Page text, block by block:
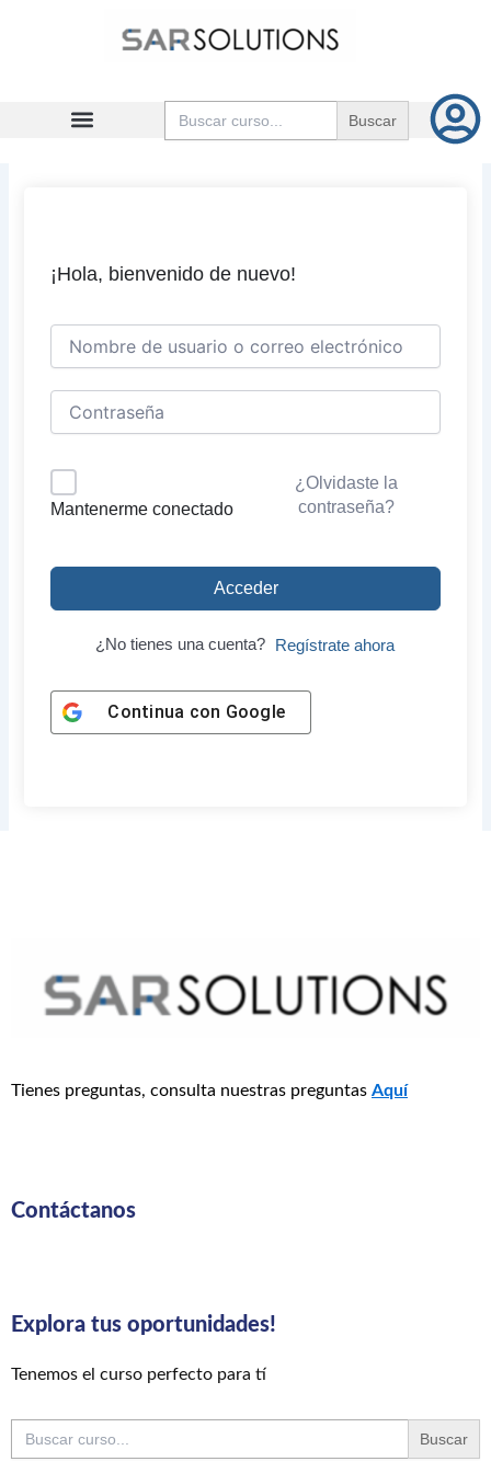
Buscar:
¡Hola, bienvenido de nuevo!
Mantenerme conectado
¿Olvidaste la
contraseña?
Acceder
¿No tienes una cuenta? Regístrate ahora
Continua con Google
Tienes preguntas, consulta nuestras preguntas Aquí
Contáctanos
Explora tus oportunidades!
Tenemos el curso perfecto para tí
Buscar: